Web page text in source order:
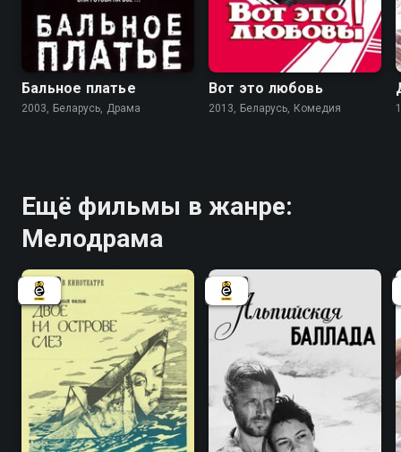
6.7
Бальное платье
2003, Беларусь, Драма
7.0
Вот это любовь
2013, Беларусь, Комедия
Ещё фильмы в жанре:
Мелодрама